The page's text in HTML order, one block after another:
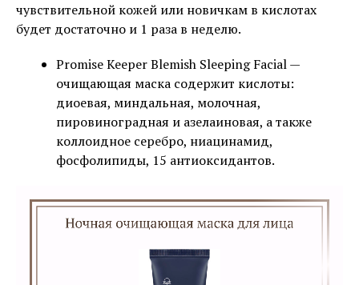
чувствительной кожей или новичкам в кислотах
будет достаточно и 1 раза в неделю.
Promise Keeper Blemish Sleeping Facial —
очищающая маска содержит кислоты:
диоевая, миндальная, молочная,
пировиноградная и азелаиновая, а также
коллоидное серебро, ниацинамид,
фосфолипиды, 15 антиоксидантов.